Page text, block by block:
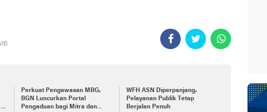
Perkuat Pengawasan MBG,
BGN Luncurkan Portal
Pengaduan bagi Mitra dan
WFH ASN Diperpanjang,
Pelayanan Publik Tetap
Berjalan Penuh